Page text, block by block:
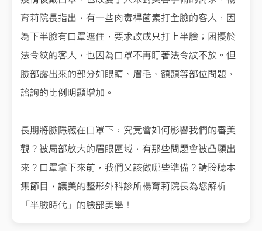
育莉院長指出，有一些肉毒桿菌素打全臉的客人，因
為下半臉有口罩遮住，要求改成只打上半臉；困擾於
法令紋的客人，也因為口罩不再盯著法令紋不放。但
臉部露出來的部分如眼睛、眉毛、額頭等部位問題，
諮詢的比例明顯增加。
長期將臉隱藏在口罩下，究竟會如何影響我們的審美
觀？被局部放大的眉眼區域，有那些問題會被凸顯出
來？口罩拿下來前，我們又該做哪些準備？請聆聽本
集節目，讓美的整形外科診所楊育莉院長為您解析
「半臉時代」的臉部美學！